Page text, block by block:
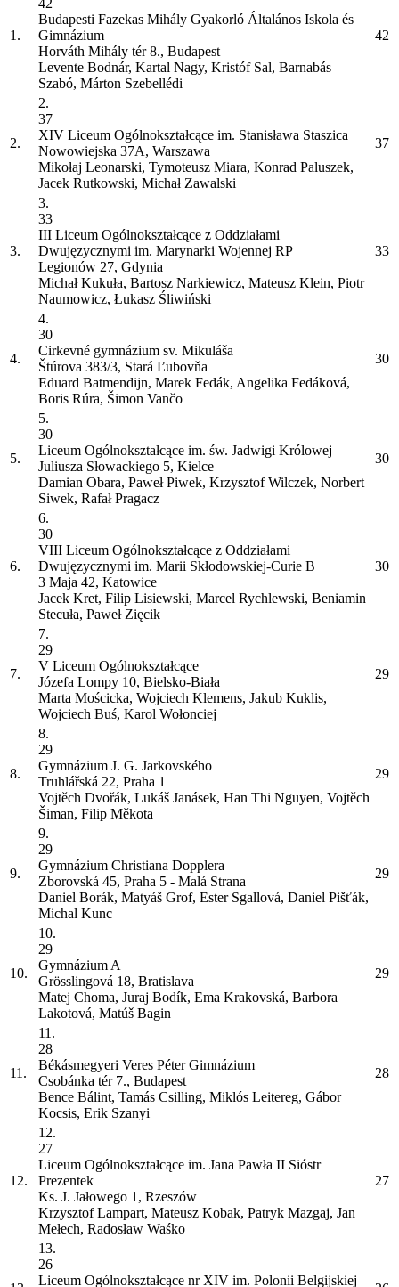
1.
Budapesti Fazekas Mihály Gyakorló Általános Iskola és
Gimnázium
Horváth Mihály tér 8., Budapest
Levente Bodnár, Kartal Nagy, Kristóf Sal, Barnabás
Szabó, Márton Szebellédi
42
2.
2.
37
XIV Liceum Ogólnokształcące im. Stanisława Staszica
Nowowiejska 37A, Warszawa
Mikołaj Leonarski, Tymoteusz Miara, Konrad Paluszek,
Jacek Rutkowski, Michał Zawalski
37
3.
3.
33
III Liceum Ogólnokształcące z Oddziałami
Dwujęzycznymi im. Marynarki Wojennej RP
Legionów 27, Gdynia
Michał Kukuła, Bartosz Narkiewicz, Mateusz Klein, Piotr
Naumowicz, Łukasz Śliwiński
33
4.
4.
30
Cirkevné gymnázium sv. Mikuláša
Štúrova 383/3, Stará Ľubovňa
Eduard Batmendijn, Marek Fedák, Angelika Fedáková,
Boris Rúra, Šimon Vančo
30
5.
5.
30
Liceum Ogólnokształcące im. św. Jadwigi Królowej
Juliusza Słowackiego 5, Kielce
Damian Obara, Paweł Piwek, Krzysztof Wilczek, Norbert
Siwek, Rafał Pragacz
30
6.
6.
30
VIII Liceum Ogólnokształcące z Oddziałami
Dwujęzycznymi im. Marii Skłodowskiej-Curie B
3 Maja 42, Katowice
Jacek Kret, Filip Lisiewski, Marcel Rychlewski, Beniamin
Stecuła, Paweł Zięcik
30
7.
7.
29
V Liceum Ogólnokształcące
Józefa Lompy 10, Bielsko-Biała
Marta Mościcka, Wojciech Klemens, Jakub Kuklis,
Wojciech Buś, Karol Wołonciej
29
8.
8.
29
Gymnázium J. G. Jarkovského
Truhlářská 22, Praha 1
Vojtěch Dvořák, Lukáš Janásek, Han Thi Nguyen, Vojtěch
Šiman, Filip Měkota
29
9.
9.
29
Gymnázium Christiana Dopplera
Zborovská 45, Praha 5 - Malá Strana
Daniel Borák, Matyáš Grof, Ester Sgallová, Daniel Pišťák,
Michal Kunc
29
10.
10.
29
Gymnázium A
Grösslingová 18, Bratislava
Matej Choma, Juraj Bodík, Ema Krakovská, Barbora
Lakotová, Matúš Bagin
29
11.
11.
28
Békásmegyeri Veres Péter Gimnázium
Csobánka tér 7., Budapest
Bence Bálint, Tamás Csilling, Miklós Leitereg, Gábor
Kocsis, Erik Szanyi
28
12.
12.
27
Liceum Ogólnokształcące im. Jana Pawła II Sióstr
Prezentek
Ks. J. Jałowego 1, Rzeszów
Krzysztof Lampart, Mateusz Kobak, Patryk Mazgaj, Jan
Mełech, Radosław Waśko
27
13.
26
Liceum Ogólnokształcące nr XIV im. Polonii Belgijskiej